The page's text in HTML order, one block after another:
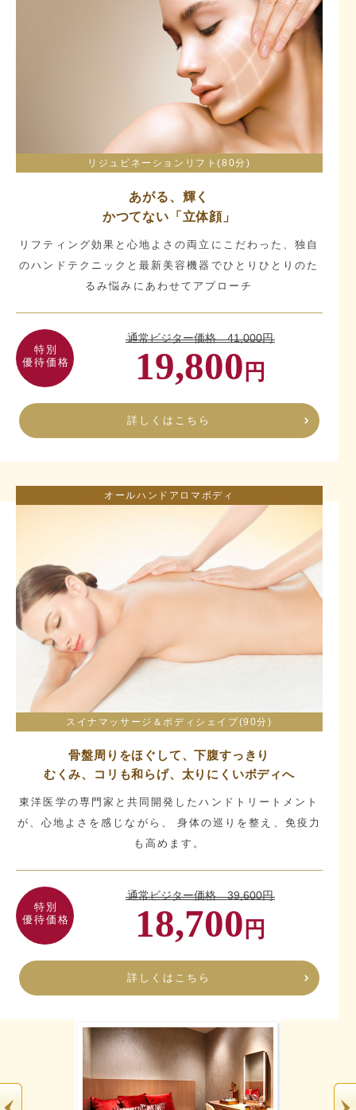
リジュビネーションリフト(80分)
あがる、輝く
かつてない「立体顔」
リフティング効果と心地よさの両立にこだわった、独自
のハンドテクニックと最新美容機器でひとりひとりのた
るみ悩みにあわせてアプローチ
特別
優待価格
通常ビジター価格 41,000円
19,800 円
詳しくはこちら
オールハンドアロマボディ
スイナマッサージ＆ボディシェイプ(90分)
骨盤周りをほぐして、下腹すっきり
むくみ、コリも和らげ、太りにくいボディへ
東洋医学の専門家と共同開発したハンドトリートメント
が、心地よさを感じながら、 身体の巡りを整え、免疫力
も高めます。
特別
優待価格
通常ビジター価格 39,600円
18,700 円
詳しくはこちら